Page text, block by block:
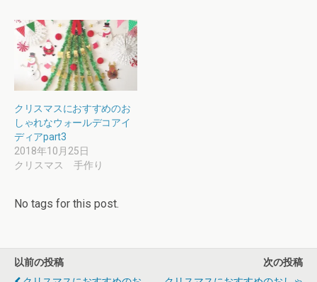
クリスマスにおすすめのお
しゃれなウォールデコアイ
ディアpart3
2018年10月25日
クリスマス 手作り
No tags for this post.
以前の投稿
次の投稿